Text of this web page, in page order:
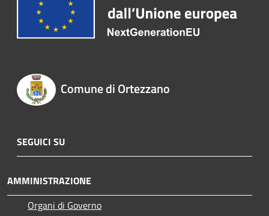
Comune di Ortezzano
SEGUICI SU
AMMINISTRAZIONE
Organi di Governo